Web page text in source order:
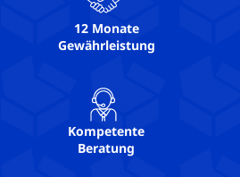
12 Monate
Gewährleistung
Kompetente
Beratung